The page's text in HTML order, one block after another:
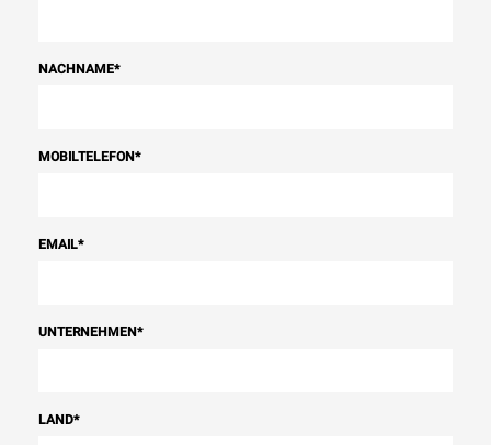
NACHNAME*
MOBILTELEFON*
EMAIL*
UNTERNEHMEN*
LAND*